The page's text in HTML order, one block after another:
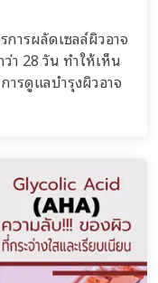
การผลัดเซลล์ผิวอาจ
า 28 วัน ทำให้เห็น
ารดูแลบำรุงผิวอาจ